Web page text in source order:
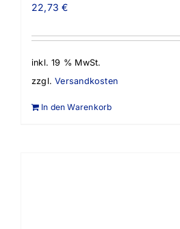
22,73€
inkl. 19 % MwSt.
zzgl.Versandkosten
In den Warenkorb